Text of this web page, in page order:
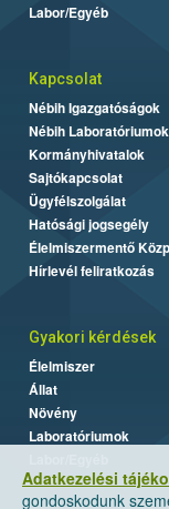
Adatkezelési
gondoskodunk
Labor/Egyéb
Kapcsolat
Nébih Igazgatóságok
Nébih Laboratóriumok
Kormányhivatalok
Sajtókapcsolat
Ügyfélszolgálat
Hatósági jogsegély
Élelmiszermentő
Hírlevél feliratkozás
Gyakori kérdések
Élelmiszer
Állat
Növény
Laboratóriumok